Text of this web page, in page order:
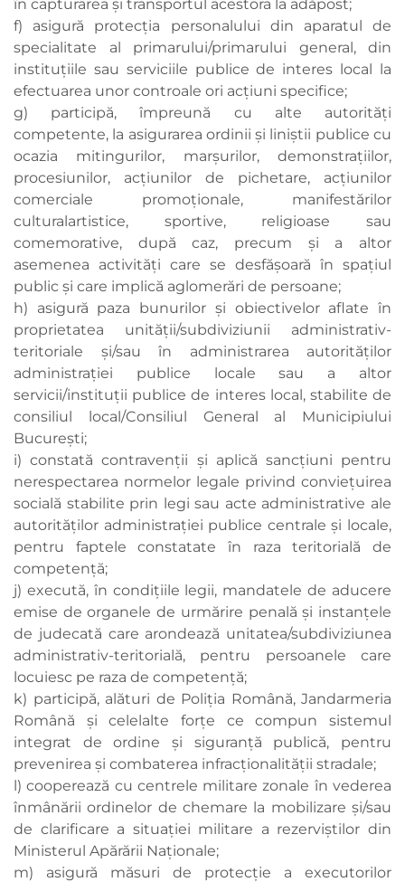
în capturarea şi transportul acestora la adăpost;
f) asigură protecţia personalului din aparatul de
specialitate al primarului/primarului general, din
instituţiile sau serviciile publice de interes local la
efectuarea unor controale ori acţiuni specifice;
g) participă, împreună cu alte autorităţi
competente, la asigurarea ordinii şi liniştii publice cu
ocazia mitingurilor, marşurilor, demonstraţiilor,
procesiunilor, acţiunilor de pichetare, acţiunilor
comerciale promoţionale, manifestărilor
culturalartistice, sportive, religioase sau
comemorative, după caz, precum şi a altor
asemenea activităţi care se desfăşoară în spaţiul
public şi care implică aglomerări de persoane;
h) asigură paza bunurilor şi obiectivelor aflate în
proprietatea unităţii/subdiviziunii administrativ-
teritoriale şi/sau în administrarea autorităţilor
administraţiei publice locale sau a altor
servicii/instituţii publice de interes local, stabilite de
consiliul local/Consiliul General al Municipiului
Bucureşti;
i) constată contravenţii şi aplică sancţiuni pentru
nerespectarea normelor legale privind convieţuirea
socială stabilite prin legi sau acte administrative ale
autorităţilor administraţiei publice centrale şi locale,
pentru faptele constatate în raza teritorială de
competenţă;
j) execută, în condiţiile legii, mandatele de aducere
emise de organele de urmărire penală şi instanţele
de judecată care arondează unitatea/subdiviziunea
administrativ-teritorială, pentru persoanele care
locuiesc pe raza de competenţă;
k) participă, alături de Poliţia Română, Jandarmeria
Română şi celelalte forţe ce compun sistemul
integrat de ordine şi siguranţă publică, pentru
prevenirea şi combaterea infracţionalităţii stradale;
l) cooperează cu centrele militare zonale în vederea
înmânării ordinelor de chemare la mobilizare şi/sau
de clarificare a situaţiei militare a rezerviştilor din
Ministerul Apărării Naţionale;
m) asigură măsuri de protecţie a executorilor